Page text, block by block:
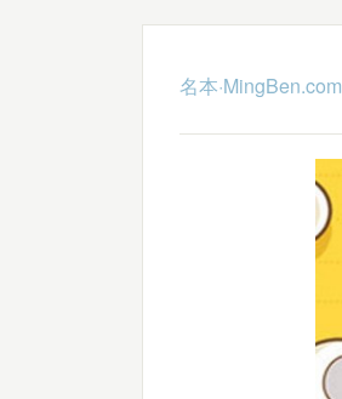
名本·MingBen.com